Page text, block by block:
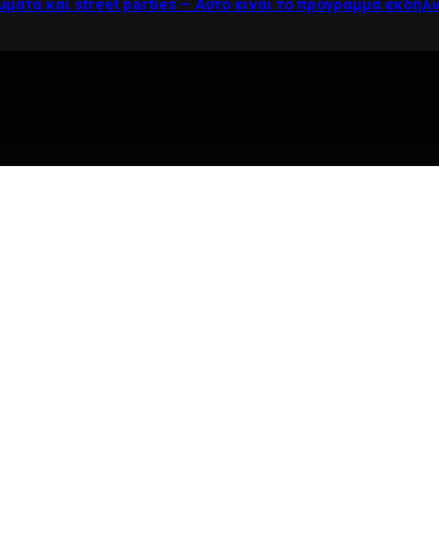
και street parties – Αυτό είναι το πρόγραμμα